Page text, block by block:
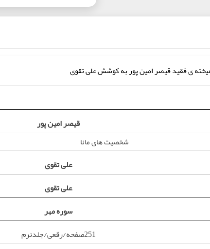
ی فقید قیصر امین پور به کوشش علی تقوی
قیصر امین پور
شخصیت های مانا
علی تقوی
علی تقوی
سوره مهر
251صفحه/رقعی/جلدنرم